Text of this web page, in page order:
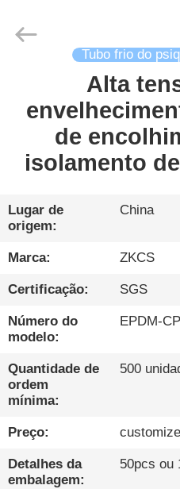
PRODUTOS
SOBRE
NÓS
VISITA
À
FÁBRICA
CONTROLE
DE
QUALIDADE
CO.,
Tubo frio do
Alta
de
isolamento
Lugar de
origem:
China
Marca: ZKCS
Certificação: SGS
Número do
modelo:
EPDM-
Quantidade de
ordem
mínima:
500
Preço:
Detalhes da
embalagem:
50pcs ou